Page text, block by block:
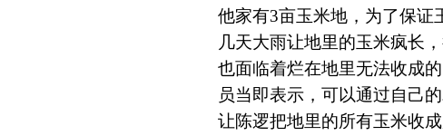
他家有3亩玉米地，为了保证
几天大雨让地里的玉米疯长
也面临着烂在地里无法收成
员当即表示，可以通过自己
让陈逻把地里的所有玉米收